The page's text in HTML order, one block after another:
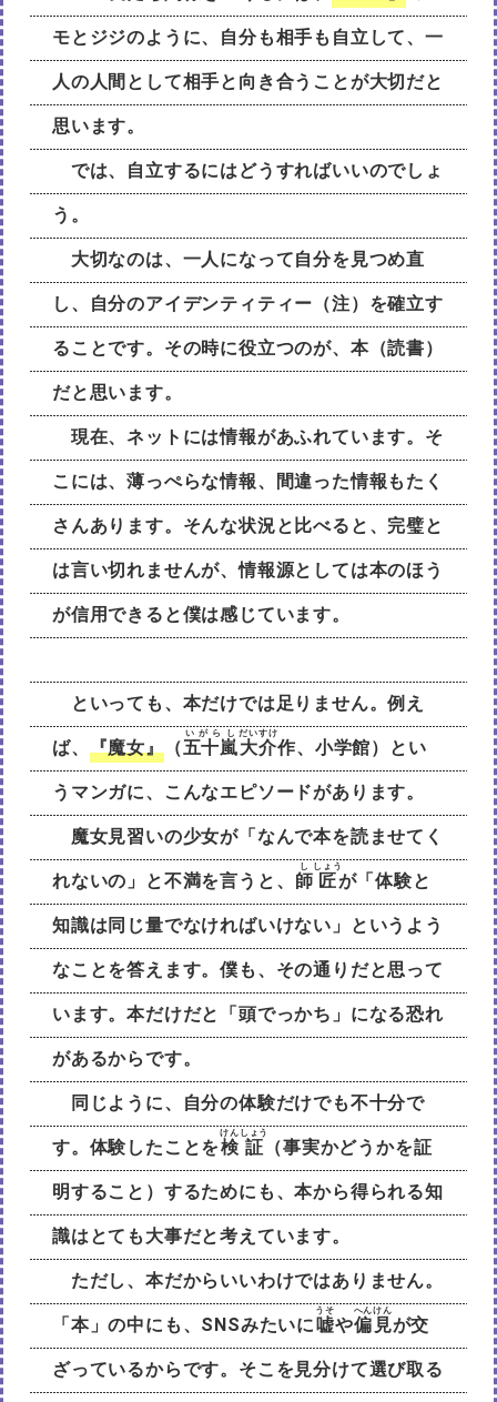
モとジジのように、自分も相手も自立して、一
人の人間として相手と向き合うことが大切だと
思います。
では、自立するにはどうすればいいのでしょ
う。
大切なのは、一人になって自分を見つめ直
し、自分のアイデンティティー（注）を確立す
ることです。その時に役立つのが、本（読書）
だと思います。
現在、ネットには情報があふれています。そ
こには、薄っぺらな情報、間違った情報もたく
さんあります。そんな状況と比べると、完璧と
は言い切れませんが、情報源としては本のほう
が信用できると僕は感じています。
といっても、本だけでは足りません。例え
ば、 『魔女』（五十嵐
いがらし
大
だい
介
すけ
作、小学館）とい
うマンガに、こんなエピソードがあります。
魔女見習いの少女が「なんで本を読ませてく
れないの」と不満を言うと、 師
し
匠
しょう
が「体験と
知識は同じ量でなければいけない」というよう
なことを答えます。僕も、その通りだと思って
います。本だけだと「頭でっかち」になる恐れ
があるからです。
同じように、自分の体験だけでも不十分で
す。体験したことを検
けん
証
しょう
（事実かどうかを証
明すること）するためにも、本から得られる知
識はとても大事だと考えています。
ただし、本だからいいわけではありません。
「本」の中にも、SNSみたいに嘘
うそ
や偏
へん
見
けん
が交
ざっているからです。そこを見分けて選び取る